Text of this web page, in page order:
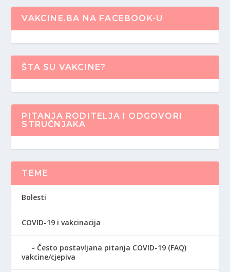
VAKCINE.BA NA FACEBOOK-U
ŠTA SU VAKCINE?
PITANJA RODITELJA I ODGOVORI
STRUČNJAKA
TEME
Bolesti
COVID-19 i vakcinacija
Često postavljana pitanja COVID-19 (FAQ)
vakcine/cjepiva